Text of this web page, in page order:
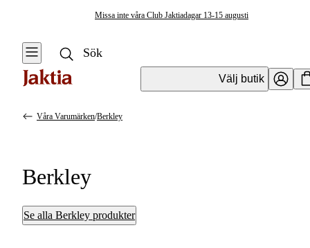
Missa inte våra Club Jaktiadagar 13-15 augusti
Välj butik
Våra Varumärken/Berkley
Berkley
Se alla Berkley produkter